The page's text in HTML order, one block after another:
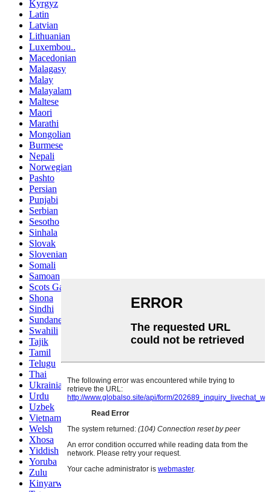
Kyrgyz
Latin
Latvian
Lithuanian
Luxembou..
Macedonian
Malagasy
Malay
Malayalam
Maltese
Maori
Marathi
Mongolian
Burmese
Nepali
Norwegian
Pashto
Persian
Punjabi
Serbian
Sesotho
Sinhala
Slovak
Slovenian
Somali
Samoan
Scots Gaelic
Shona
Sindhi
Sundanese
Swahili
Tajik
Tamil
Telugu
Thai
Ukrainian
Urdu
Uzbek
Vietnamese
Welsh
Xhosa
Yiddish
Yoruba
Zulu
Kinyarwanda